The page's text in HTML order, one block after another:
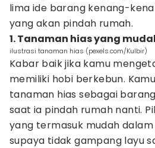
lima ide barang kenang-
yang akan pindah rumah.
1. Tanaman hias yang
ilustrasi tanaman hias (pexels.com/Kulbir)
Kabar baik jika kamu
memiliki hobi berkebun.
tanaman hias sebagai
saat ia pindah rumah nanti.
yang termasuk mudah
supaya tidak gampang layu